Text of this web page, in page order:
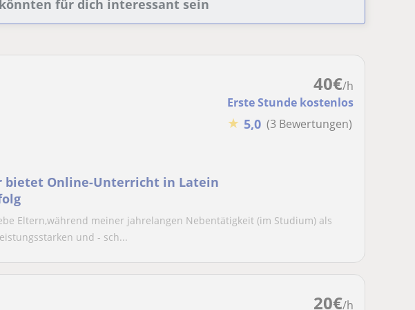
für dich interessant sein
40€/h
Erste Stunde kostenlos
★ 5,0 (3 Bewertungen)
bietet Online-Unterricht in Latein
Eltern,während meiner jahrelangen Nebentätigkeit (im Studium) als
und - sch...
20€/h